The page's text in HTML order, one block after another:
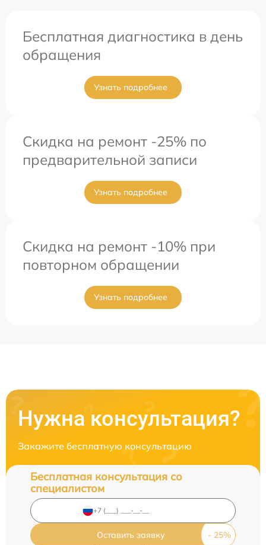
Бесплатная диагностика в день
обращения
Узнать подробнее
Скидка на ремонт -25% по
предварительной записи
Узнать подробнее
Скидка на ремонт -10% при
повторном обращении
Узнать подробнее
Нужна консультация?
Закажите бесплатную консультацию
Бесплатная консультация со
специалистом
Оставить заявку